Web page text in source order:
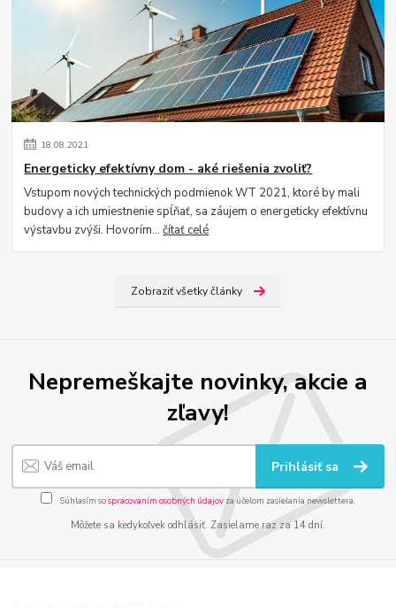
18.08.2021
Energeticky efektívny dom - aké riešenia zvoliť?
Vstupom nových technických podmienok WT 2021, ktoré by mali
budovy a ich umiestnenie spĺňať, sa záujem o energeticky efektívnu
výstavbu zvýši. Hovorím...čítať celé
Zobraziť všetky články
Nepremeškajte novinky, akcie a
zľavy!
Prihlásiť sa
Súhlasím sospracovaním osobných údajov za účelom zasielania newslettera.
Môžete sa kedykoľvek odhlásiť. Zasielame raz za 14 dní.